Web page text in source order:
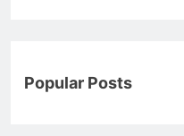
Popular Posts